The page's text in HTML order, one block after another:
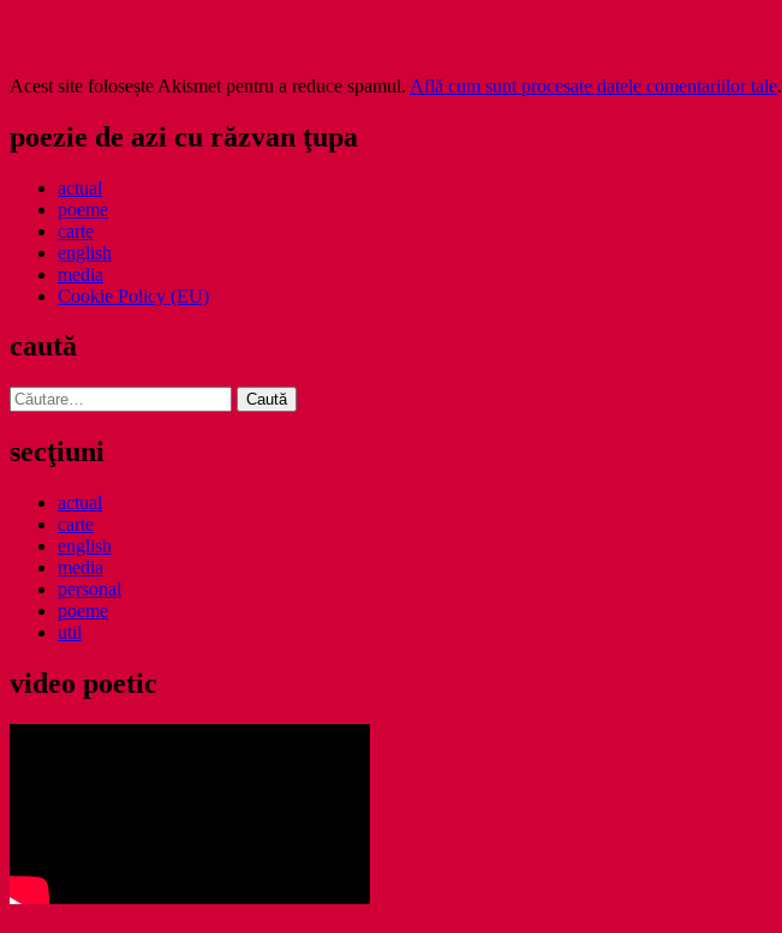
Acest site folosește Akismet pentru a reduce spamul. Află cum sunt procesate datele comentariilor tale.
poezie de azi cu răzvan ţupa
actual
poeme
carte
english
media
Cookie Policy (EU)
caută
Caută
după:
secţiuni
actual
carte
english
media
personal
poeme
util
video poetic